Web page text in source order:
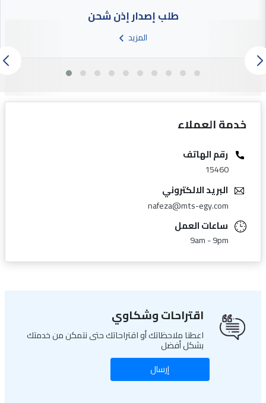
طلب إصدار إذن شحن
المزيد
خدمة العملاء
رقم الهاتف
15460
البريد الالكتروني
nafeza@mts-egy.com
ساعات العمل
9am - 9pm
اقتراحات وشكاوي
اعطنا ملاحظاتك أو اقتراحاتك حتى نتمكن من خدمتك
بشكل أفضل
إرسال